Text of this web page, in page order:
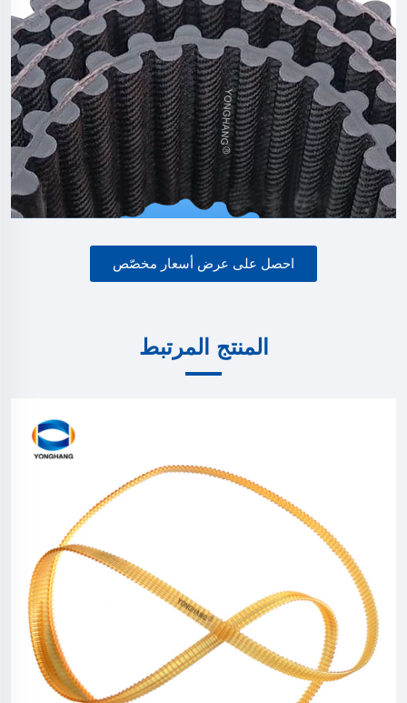
احصل على عرض أسعار مخصّص
المنتج المرتبط